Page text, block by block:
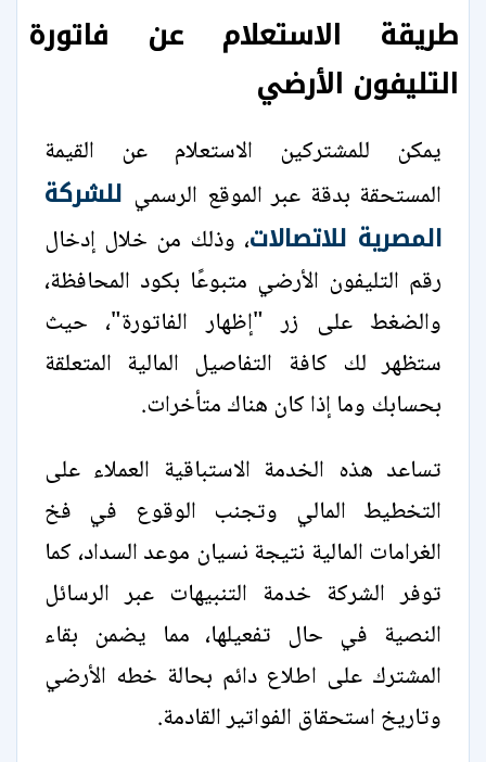
طريقة الاستعلام عن فاتورة
التليفون الأرضي
يمكن للمشتركين الاستعلام عن القيمة
المستحقة بدقة عبر الموقع الرسمي للشركة
المصرية للاتصالات، وذلك من خلال إدخال
رقم التليفون الأرضي متبوعًا بكود المحافظة،
والضغط على زر "إظهار الفاتورة"، حيث
ستظهر لك كافة التفاصيل المالية المتعلقة
بحسابك وما إذا كان هناك متأخرات.
تساعد هذه الخدمة الاستباقية العملاء على
التخطيط المالي وتجنب الوقوع في فخ
الغرامات المالية نتيجة نسيان موعد السداد، كما
توفر الشركة خدمة التنبيهات عبر الرسائل
النصية في حال تفعيلها، مما يضمن بقاء
المشترك على اطلاع دائم بحالة خطه الأرضي
وتاريخ استحقاق الفواتير القادمة.